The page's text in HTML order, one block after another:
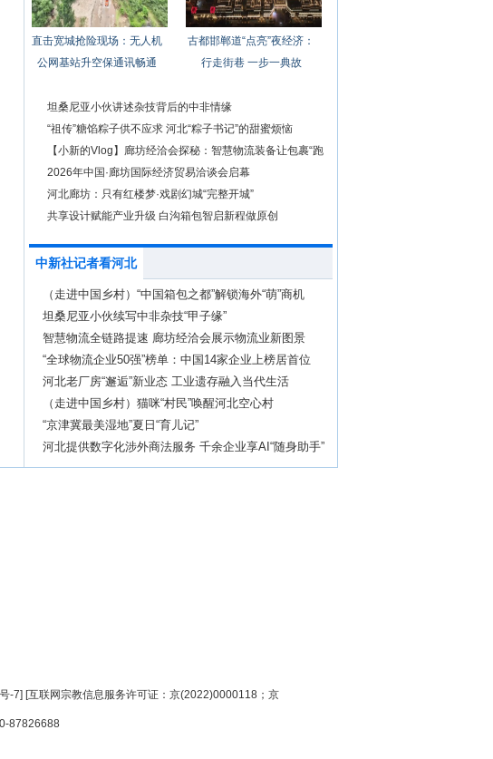
直击宽城抢险现场：无人机
公网基站升空保通讯畅通
古都邯郸道“点亮”夜经济：
行走街巷 一步一典故
坦桑尼亚小伙讲述杂技背后的中非情缘
“祖传”糖馅粽子供不应求 河北“粽子书记”的甜蜜烦恼
【小新的Vlog】廊坊经洽会探秘：智慧物流装备让包裹“跑
起来”
2026年中国·廊坊国际经济贸易洽谈会启幕
河北廊坊：只有红楼梦·戏剧幻城“完整开城”
共享设计赋能产业升级 白沟箱包智启新程做原创
中新社记者看河北
（走进中国乡村）“中国箱包之都”解锁海外“萌”商机
坦桑尼亚小伙续写中非杂技“甲子缘”
智慧物流全链路提速 廊坊经洽会展示物流业新图景
“全球物流企业50强”榜单：中国14家企业上榜居首位
河北老厂房“邂逅”新业态 工业遗存融入当代生活
（走进中国乡村）猫咪“村民”唤醒河北空心村
“京津冀最美湿地”夏日“育儿记”
河北提供数字化涉外商法服务 千余企业享AI“随身助手”
-7] [互联网宗教信息服务许可证：京(2022)0000118；京
87826688